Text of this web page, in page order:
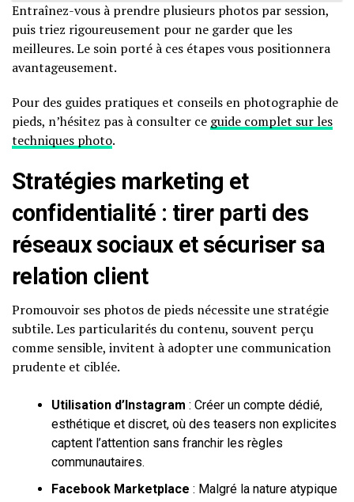
Entraînez-vous à prendre plusieurs photos par session,
puis triez rigoureusement pour ne garder que les
meilleures. Le soin porté à ces étapes vous positionnera
avantageusement.
Pour des guides pratiques et conseils en photographie de
pieds, n’hésitez pas à consulter ce guide complet sur les
techniques photo.
Stratégies marketing et
confidentialité : tirer parti des
réseaux sociaux et sécuriser sa
relation client
Promouvoir ses photos de pieds nécessite une stratégie
subtile. Les particularités du contenu, souvent perçu
comme sensible, invitent à adopter une communication
prudente et ciblée.
Utilisation d’Instagram : Créer un compte dédié,
esthétique et discret, où des teasers non explicites
captent l’attention sans franchir les règles
communautaires.
Facebook Marketplace : Malgré la nature atypique